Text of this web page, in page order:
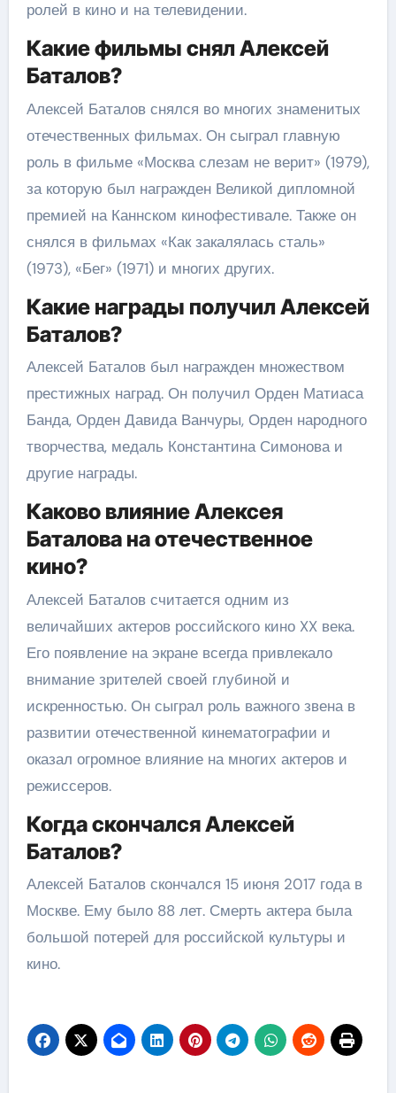
ролей в кино и на телевидении.
Какие фильмы снял Алексей
Баталов?
Алексей Баталов снялся во многих знаменитых
отечественных фильмах. Он сыграл главную
роль в фильме «Москва слезам не верит» (1979),
за которую был награжден Великой дипломной
премией на Каннском кинофестивале. Также он
снялся в фильмах «Как закалялась сталь»
(1973), «Бег» (1971) и многих других.
Какие награды получил Алексей
Баталов?
Алексей Баталов был награжден множеством
престижных наград. Он получил Орден Матиаса
Банда, Орден Давида Ванчуры, Орден народного
творчества, медаль Константина Симонова и
другие награды.
Каково влияние Алексея
Баталова на отечественное
кино?
Алексей Баталов считается одним из
величайших актеров российского кино XX века.
Его появление на экране всегда привлекало
внимание зрителей своей глубиной и
искренностью. Он сыграл роль важного звена в
развитии отечественной кинематографии и
оказал огромное влияние на многих актеров и
режиссеров.
Когда скончался Алексей
Баталов?
Алексей Баталов скончался 15 июня 2017 года в
Москве. Ему было 88 лет. Смерть актера была
большой потерей для российской культуры и
кино.